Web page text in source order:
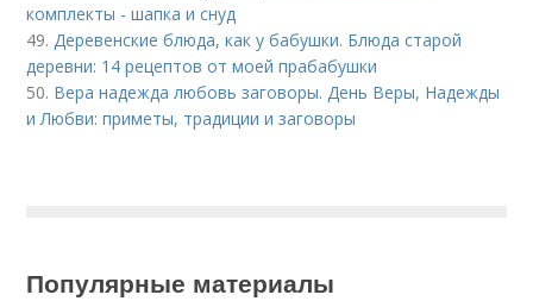
комплекты - шапка и снуд
49. Деревенские блюда, как у бабушки. Блюда старой
деревни: 14 рецептов от моей прабабушки
50. Вера надежда любовь заговоры. День Веры, Надежды
и Любви: приметы, традиции и заговоры
Популярные материалы